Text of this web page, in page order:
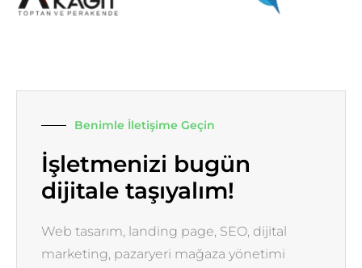
Benimle İletişime Geçin
İşletmenizi bugün
dijitale taşıyalım!
Web tasarım, landing page, SEO, dijital
marketing, pazaryeri mağaza yönetimi